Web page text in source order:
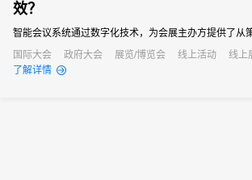
效？
智能会议系统通过数字化技术，为会展主办方提供了从
的全流程解决方案，不仅提高了会议效率，还显著降低
本。
国际大会 政府大会 展览/博览会 线上活动
线上
产业大会
公关活动
了解详情